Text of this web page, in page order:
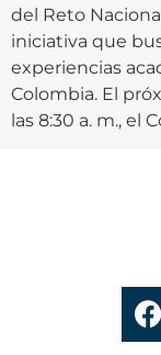
del Reto
iniciativa que
experiencias
Colombia. El
las 8:30 a. m., el